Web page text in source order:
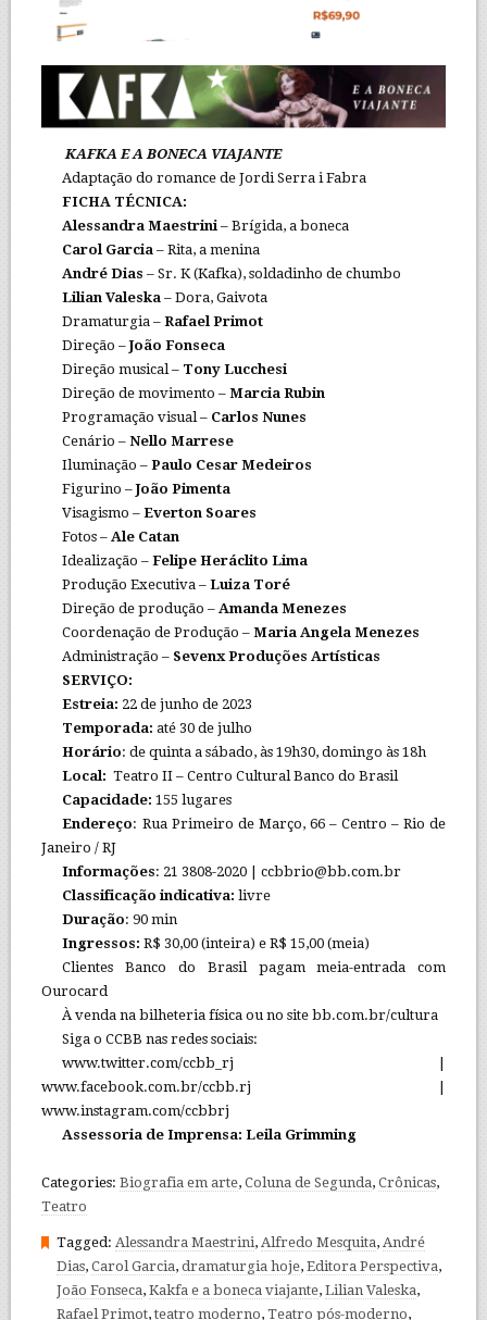
KAFKA E A BONECA VIAJANTE
Adaptação do romance de Jordi Serra i Fabra
FICHA TÉCNICA:
Alessandra Maestrini – Brígida, a boneca
Carol Garcia – Rita, a menina
André Dias – Sr. K (Kafka), soldadinho de chumbo
Lilian Valeska – Dora, Gaivota
Dramaturgia –Rafael Primot
Direção –João Fonseca
Direção musical – Tony Lucchesi
Direção de movimento –Marcia Rubin
Programação visual – Carlos Nunes
Cenário –Nello Marrese
Iluminação –Paulo Cesar Medeiros
Figurino –João Pimenta
Visagismo –Everton Soares
Fotos –Ale Catan
Idealização –Felipe Heráclito Lima
Produção Executiva –Luiza Toré
Direção de produção –Amanda Menezes
Coordenação de Produção –Maria Angela Menezes
Administração – Sevenx Produções Artísticas
SERVIÇO:
Estreia: 22 de junho de 2023
Temporada: até 30 de julho
Horário: de quinta a sábado, às 19h30, domingo às 18h
Local: Teatro II – Centro Cultural Banco do Brasil
Capacidade: 155 lugares
Endereço: Rua Primeiro de Março, 66 – Centro – Rio de
Janeiro / RJ
Informações: 21 3808-2020 | ccbbrio@bb.com.br
Classificação indicativa:livre
Duração: 90 min
Ingressos: R$ 30,00 (inteira) e R$ 15,00 (meia)
Clientes Banco do Brasil pagam meia-entrada com
Ourocard
À venda na bilheteria física ou no site bb.com.br/cultura
Siga o CCBB nas redes sociais:
www.twitter.com/ccbb_rj |
www.facebook.com.br/ccbb.rj |
www.instagram.com/ccbbrj
Assessoria de Imprensa: Leila Grimming
Categories: Biografia em arte, Coluna de Segunda, Crônicas,
Teatro
Tagged: Alessandra Maestrini, Alfredo Mesquita, André
Dias, Carol Garcia, dramaturgia hoje, Editora Perspectiva,
João Fonseca, Kakfa e a boneca viajante, Lilian Valeska,
Rafael Primot,teatro moderno, Teatro pós-moderno,